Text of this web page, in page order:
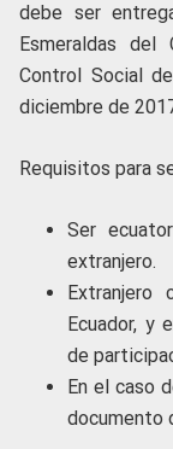
debe ser
Esmeraldas del
Control Social
diciembre de
Requisitos para
Ser
extranjero.
Extranjero
Ecuador, y
de
En el caso
documento